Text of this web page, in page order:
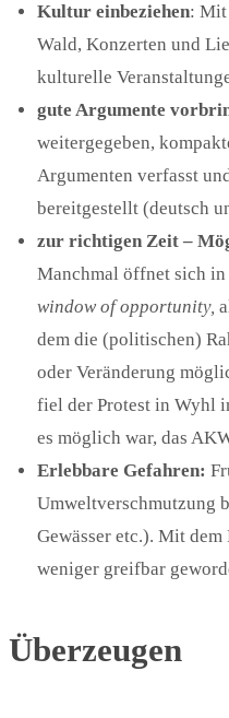
Kultur einbeziehen: Mit
Wald, Konzerten und
kulturelle
gute Argumente
weitergegeben,
Argumenten verfasst
bereitgestellt (deutsch
zur richtigen Zeit –
Manchmal öffnet sich in
window of opportunity,
dem die (politischen)
oder Veränderung
fiel der Protest in Wyhl
es möglich war, das
Erlebbare Gefahren:
Umweltverschmutzung
Gewässer etc.). Mit
weniger greifbar
Überzeugen